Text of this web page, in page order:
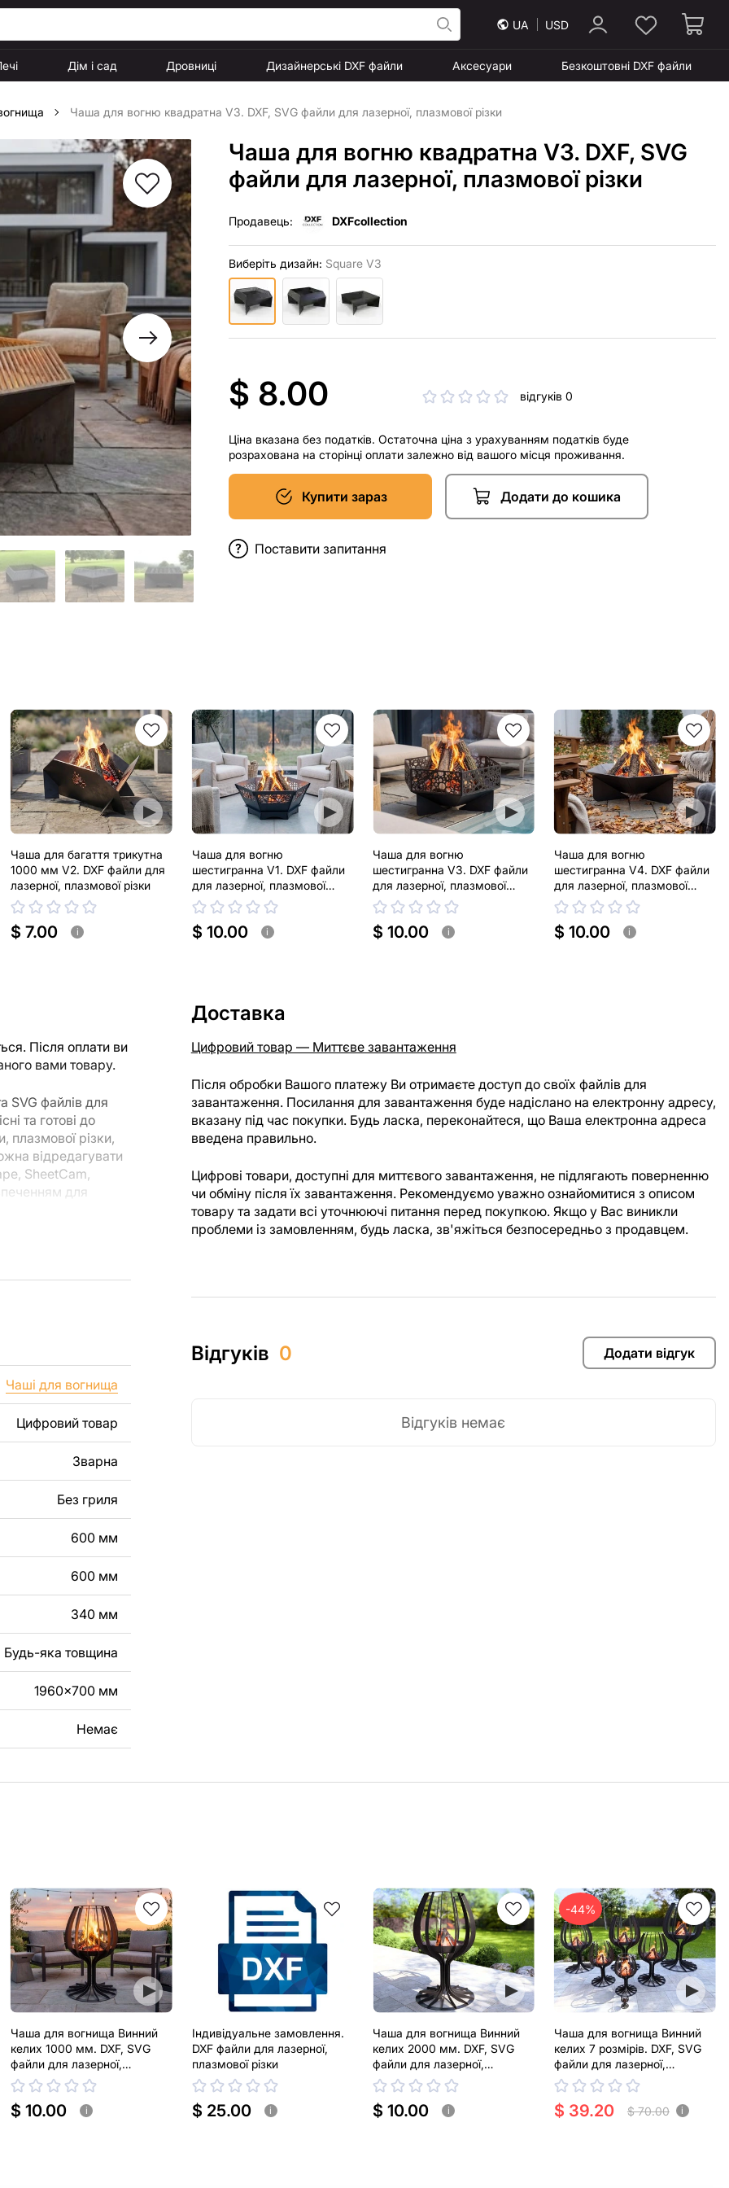
UA USD
Дім і сад Дровниці Дизайнерські DXF файли Аксесуари Безкоштовні DXF файли
Чаша для вогню квадратна V3. DXF, SVG файли для лазерної, плазмової різки
Чаша для вогню квадратна V3. DXF, SVG
файли для лазерної, плазмової різки
Продавець: DXFcollection
Виберіть дизайн: Square V3
$ 8.00 відгуків 0
Ціна вказана без податків. Остаточна ціна з урахуванням податків буде
розрахована на сторінці оплати залежно від вашого місця проживання.
Купити зараз Додати до кошика
Поставити запитання
Чаша для багаття трикутна
1000 мм V2. DXF файли для
лазерної, плазмової різки
$ 7.00 i
Чаша для вогню
шестигранна V1. DXF файли
для лазерної, плазмової
різки
$ 10.00 i
Чаша для вогню
шестигранна V3. DXF файли
для лазерної, плазмової
різки
$ 10.00 i
Чаша для вогню
шестигранна V4. DXF файли
для лазерної, плазмової
різки
$ 10.00 i
Після оплати ви
вами товару.
SVG файлів для
та готові до
плазмової різки,
відредагувати
SheetCam,
для
ви могли
виробів як для
заборонені.
виробу. Якщо вам
з металу для
зв'яжіться з
Чаші для вогнища
Цифровий товар
Зварна
Без гриля
600 мм
600 мм
340 мм
Будь-яка товщина
1960x700 мм
Немає
Доставка
Цифровий товар — Миттєве завантаження
Після обробки Вашого платежу Ви отримаєте доступ до своїх файлів для
завантаження. Посилання для завантаження буде надіслано на електронну адресу,
вказану під час покупки. Будь ласка, переконайтеся, що Ваша електронна адреса
введена правильно.
Цифрові товари, доступні для миттєвого завантаження, не підлягають поверненню
чи обміну після їх завантаження. Рекомендуємо уважно ознайомитися з описом
товару та задати всі уточнюючі питання перед покупкою. Якщо у Вас виникли
проблеми із замовленням, будь ласка, зв'яжіться безпосередньо з продавцем.
Відгуків 0 Додати відгук
Відгуків немає
Чаша для вогнища Винний
келих 1000 мм. DXF, SVG
файли для лазерної,
плазмової різки
$ 10.00 i
Індивідуальне замовлення.
DXF файли для лазерної,
плазмової різки
$ 25.00 i
Чаша для вогнища Винний
келих 2000 мм. DXF, SVG
файли для лазерної,
плазмової різки
$ 10.00 i
-44%
Чаша для вогнища Винний
келих 7 розмірів. DXF, SVG
файли для лазерної,
плазмової різки
$ 39.20 $ 70.00 i